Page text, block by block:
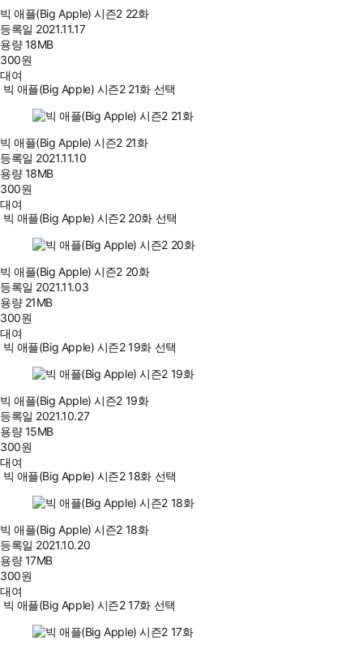
빅 애플(Big Apple) 시즌2 22화
등록일 2021.11.17
용량18MB
300원
대여
빅 애플(Big Apple) 시즌2 21화 선택
빅 애플(Big Apple) 시즌2 21화
등록일 2021.11.10
용량18MB
300원
대여
빅 애플(Big Apple) 시즌2 20화 선택
빅 애플(Big Apple) 시즌2 20화
등록일 2021.11.03
용량 21MB
300원
대여
빅 애플(Big Apple) 시즌2 19화 선택
빅 애플(Big Apple) 시즌2 19화
등록일 2021.10.27
용량15MB
300원
대여
빅 애플(Big Apple) 시즌2 18화 선택
빅 애플(Big Apple) 시즌2 18화
등록일 2021.10.20
용량17MB
300원
대여
빅 애플(Big Apple) 시즌2 17화 선택